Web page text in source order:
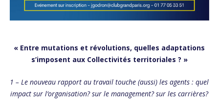
« Entre mutations et révolutions, quelles adaptations
s’imposent aux Collectivités territoriales ? »
1 – Le nouveau rapport au travail touche (aussi) les agents :quel
impact sur l’organisation? sur le management? sur les carrières?